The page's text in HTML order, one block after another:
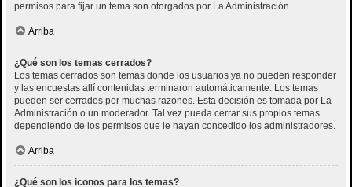
permisos para fijar un tema son otorgados por La Administración.
Arriba
¿Qué son los temas cerrados?
Los temas cerrados son temas donde los usuarios ya no pueden responder
y las encuestas allí contenidas terminaron automáticamente. Los temas
pueden ser cerrados por muchas razones. Esta decisión es tomada por La
Administración o un moderador. Tal vez pueda cerrar sus propios temas
dependiendo de los permisos que le hayan concedido los administradores.
Arriba
¿Qué son los iconos para los temas?